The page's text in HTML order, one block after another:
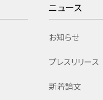
ニュース
お知らせ
プレスリリース
新着論文